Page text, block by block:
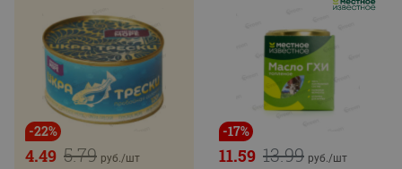
-22%
5.79
4.49 руб./шт
-17%
13.99
11.59 руб./шт